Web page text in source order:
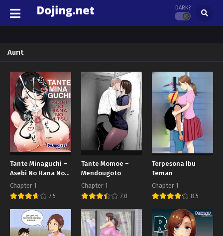
DARK?
Aunt
Tante Minaguchi –
Asebi No Hana No
Mitsu
Chapter 1
7.5
Tante Momoe –
Mendougoto
Chapter 1
7.0
Terpesona Ibu
Teman
Chapter 1
8.5